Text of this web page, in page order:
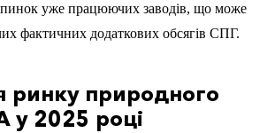
уже працюючих заводів, що може
фактичних додаткових обсягів СПГ.
ринку природного
у 2025 році